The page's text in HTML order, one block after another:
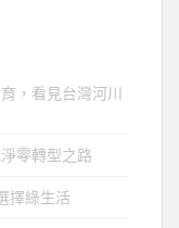
，看見台灣河川
零轉型之路
擇綠生活